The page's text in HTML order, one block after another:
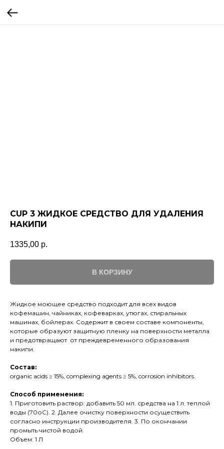
CUP 3 ЖИДКОЕ СРЕДСТВО ДЛЯ УДАЛЕНИЯ
НАКИПИ
1335,00 р.
В КОРЗИНУ
Жидкое моющее средство подходит для всех видов
кофемашин, чайниках, кофеварках, утюгах, стиральных
машинах, бойлерах. Содержит в своем составе компоненты,
которые образуют защитную пленку на поверхности металла
и предотвращают от преждевременного образования
накипи.
Состав:
organic acids ≥ 15%, complexing agents ≥ 5%, corrosion inhibitors.
Способ применения:
1. Приготовить раствор: добавить 50 мл. средства на 1 л. теплой
воды (70оС). 2. Далее очистку поверхности осуществить
согласно инструкции производителя. 3. По окончании
промыть чистой водой.
Объем: 1 Л